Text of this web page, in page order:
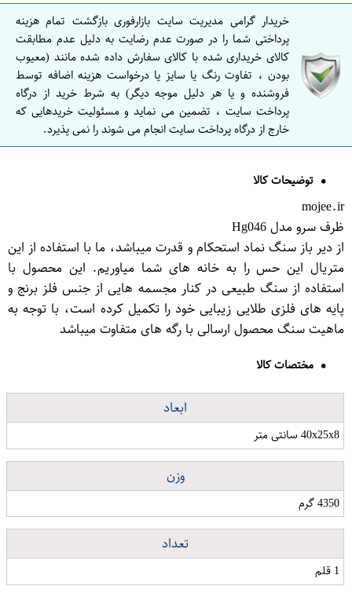
خریدار گرامی مدیریت سایت بازارفوری بازگشت تمام هزینه
پرداختی شما را در صورت عدم رضایت به دلیل عدم مطابقت
کالای خریداری شده با کالای سفارش داده شده مانند (معیوب
بودن ، تفاوت رنگ یا سایز یا درخواست هزینه اضافه توسط
فروشنده و یا هر دلیل موجه دیگر) به شرط خرید از درگاه
پرداخت سایت ، تضمین می نماید و مسئولیت خریدهایی که
خارج از درگاه پرداخت سایت انجام می شوند را نمی پذیرد.
توضیحات کالا
mojee.ir
ظرف سرو مدل Hg046
از دیر باز سنگ نماد استحکام و قدرت میباشد، ما با استفاده از این
متریال این حس را به خانه های شما میاوریم. این محصول با
استفاده از سنگ طبیعی در کنار مجسمه هایی از جنس فلز برنج و
پایه های فلزی طلایی زیبایی خود را تکمیل کرده است، با توجه به
ماهیت سنگ محصول ارسالی با رگه های متفاوت میباشد
مختصات کالا
ابعاد
40x25x8 سانتی متر
وزن
4350 گرم
تعداد
1 قلم